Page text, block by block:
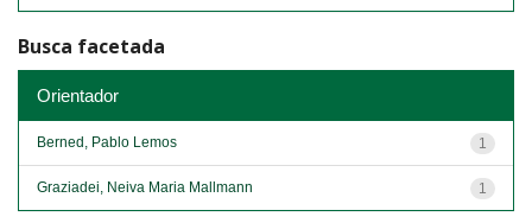
Busca facetada
Orientador
1
Berned, Pablo Lemos
1
Graziadei, Neiva Maria Mallmann